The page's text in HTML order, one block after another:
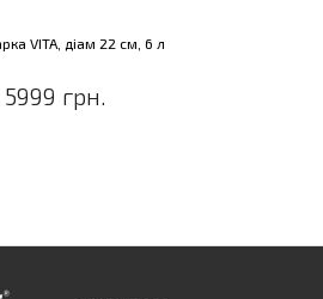
VITA, діам 22 см, 6 л
5999 грн.